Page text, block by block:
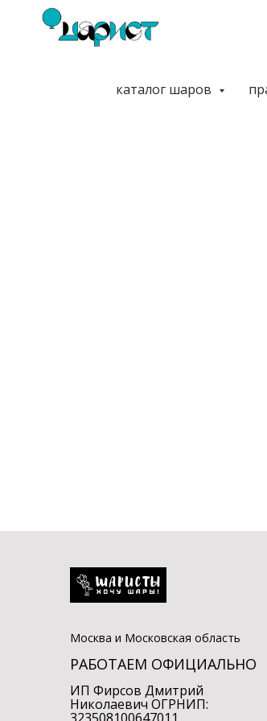
каталог шаров
Москва и Московская область
РАБОТАЕМ ОФИЦИАЛЬНО
ИП Фирсов Дмитрий
Николаевич ОГРНИП:
323508100647011